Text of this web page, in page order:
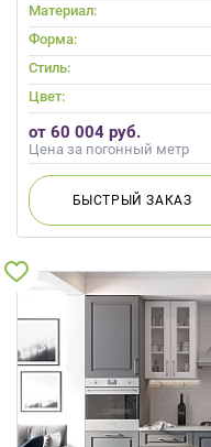
Материал:
Форма:
Стиль:
Цвет:
от 60 004 руб.
Цена за погонный метр
БЫСТРЫЙЗАКАЗ